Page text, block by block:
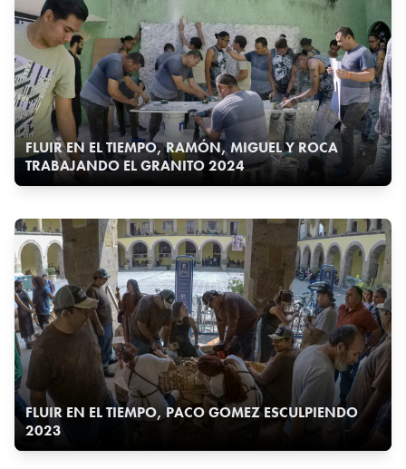
FLUIR EN EL TIEMPO, RAMÓN, MIGUEL Y ROCA
TRABAJANDO EL GRANITO 2024
FLUIR EN EL TIEMPO, PACO GOMEZ ESCULPIENDO
2023